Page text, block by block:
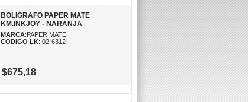
BOLIGRAFO PAPER MATE
KM.INKJOY - NARANJA
MARCA:PAPER MATE
CODIGO LK: 02-6312
$675,18